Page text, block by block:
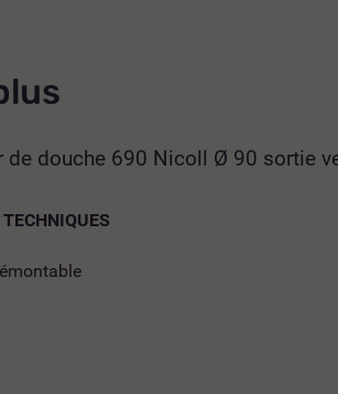
de douche 690 Nicoll Ø 90 sortie